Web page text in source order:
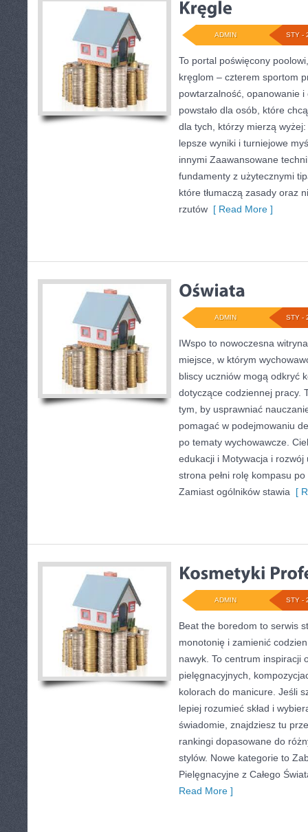
STY -
ADMIN
To portal poświęcony
kręglom – czterem sportom
powtarzalność, opanowanie
powstało dla osób, które
dla tych, którzy mierzą
lepsze wyniki i turniejowe
innymi Zaawansowane
fundamenty z użytecznymi
które tłumaczą zasady oraz
rzutów [ Read More ]
STY -
ADMIN
IWspo to nowoczesna
miejsce, w którym
bliscy uczniów mogą odkryć
dotyczące codziennej pracy.
tym, by usprawniać
pomagać w podejmowaniu
po tematy wychowawcze.
edukacji i Motywacja i rozwój
strona pełni rolę kompasu
Zamiast ogólników stawia [
STY -
ADMIN
Beat the boredom to serwis
monotonię i zamienić
nawyk. To centrum inspiracji
pielęgnacyjnych,
kolorach do manicure. Jeśli
lepiej rozumieć skład i
świadomie, znajdziesz tu
rankingi dopasowane do
stylów. Nowe kategorie to
Pielęgnacyjne z Całego
Read More ]